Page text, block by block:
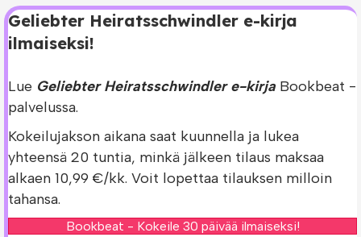
Geliebter Heiratsschwindler e-kirja
ilmaiseksi!
Lue Geliebter Heiratsschwindler e-kirja Bookbeat -
palvelussa.
Kokeilujakson aikana saat kuunnella ja lukea
yhteensä 20 tuntia, minkä jälkeen tilaus maksaa
alkaen 10,99 €/kk. Voit lopettaa tilauksen milloin
tahansa.
Bookbeat - Kokeile 30 päivää ilmaiseksi!